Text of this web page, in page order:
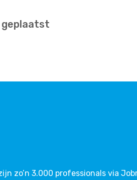
zo’n 3.000 professionals via